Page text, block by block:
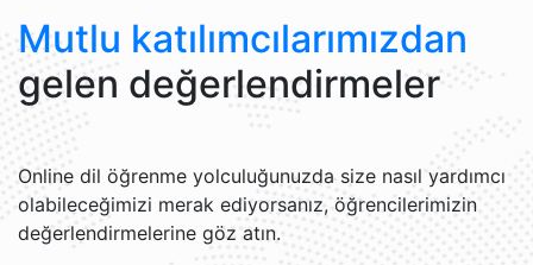
Mutlu katılımcılarımızdan
gelen değerlendirmeler
Online dil öğrenme yolculuğunuzda size nasıl yardımcı
olabileceğimizi merak ediyorsanız, öğrencilerimizin
değerlendirmelerine göz atın.